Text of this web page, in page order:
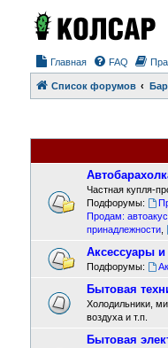
Главная FAQ
Список форумов
Частная купля-
Подфорумы:
Продам:
принадлежности,
Аксессуары
Подфорумы:
Бытовая
Холодильники,
воздуха и т.п.
Бытовая